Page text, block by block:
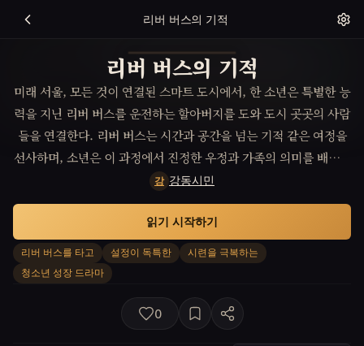
리버 버스의 기적
리버 버스의 기적
미래 서울, 모든 것이 연결된 스마트 도시에서, 한 소년은 특별한 능
력을 지닌 리버 버스를 운전하는 할아버지를 도와 도시 곳곳의 사람
들을 연결한다. 리버 버스는 시간과 공간을 넘는 기적 같은 여정을
선사하며, 소년은 이 과정에서 진정한 우정과 가족의 의미를 배우게
된다. 리버 버스와 함께하는 여정은 소년에게 시련을 극복하는 힘을
가르쳐 준다.
강 강동시민
리버 버스를 타고 설정이 독특한
시련을 극복하는
청소년 성장 드라마
읽기 시작하기
0